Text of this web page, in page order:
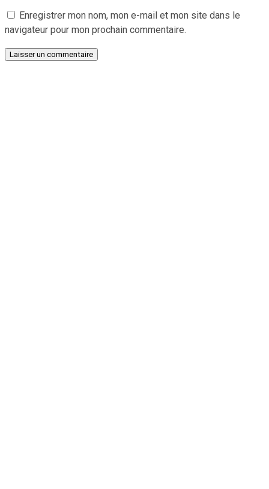
Enregistrer mon nom, mon e-mail et mon site dans le
navigateur pour mon prochain commentaire.